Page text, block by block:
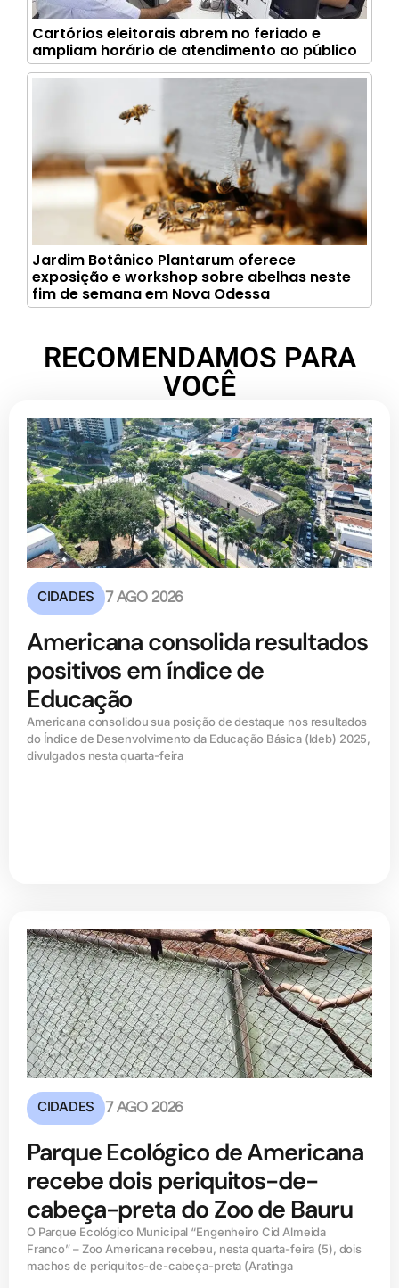
Cartórios eleitorais abrem no feriado e
ampliam horário de atendimento ao público
Jardim Botânico Plantarum oferece
exposição e workshop sobre abelhas neste
fim de semana em Nova Odessa
RECOMENDAMOS PARA
VOCÊ
CIDADES 7 AGO 2026
Americana consolida resultados
positivos em índice de
Educação
Americana consolidou sua posição de destaque nos resultados
do Índice de Desenvolvimento da Educação Básica (ldeb) 2025,
divulgados nesta quarta-feira
CIDADES 7 AGO 2026
Parque Ecológico de Americana
recebe dois periquitos-de-
cabeça-preta do Zoo de Bauru
O Parque Ecológico Municipal “Engenheiro Cid Almeida
Franco” – Zoo Americana recebeu, nesta quarta-feira (5), dois
machos de periquitos-de-cabeça-preta (Aratinga